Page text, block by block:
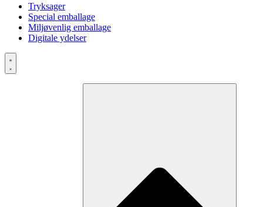
Tryksager
Special emballage
Miljøvenlig emballage
Digitale ydelser